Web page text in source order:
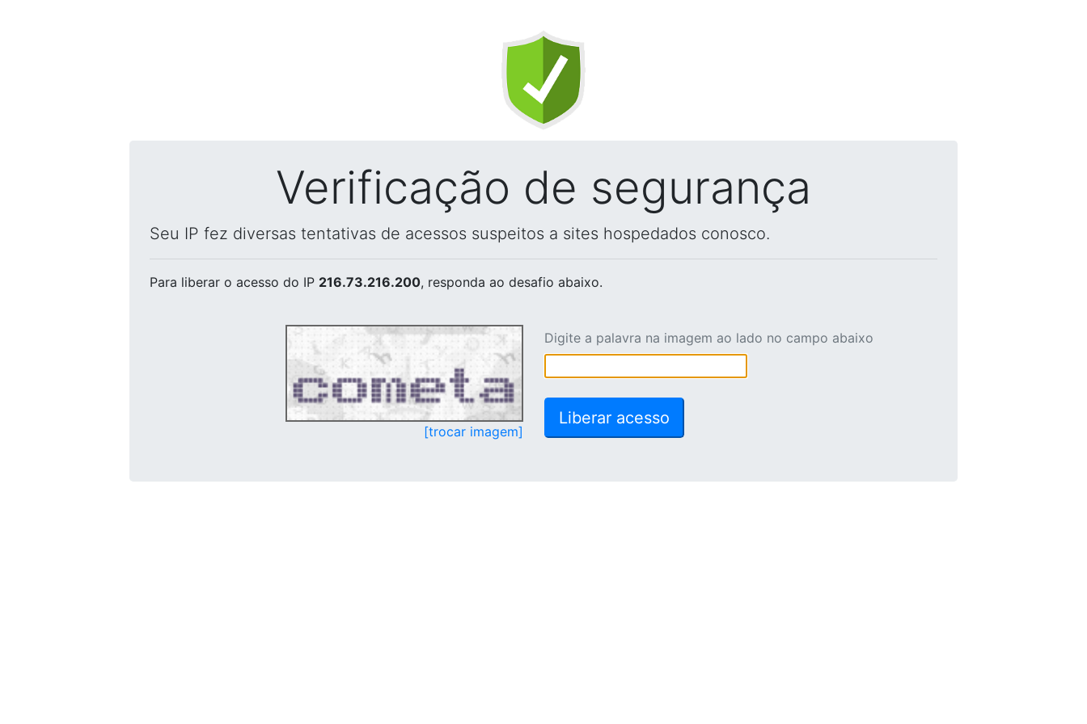
Verificação de segurança
Seu IP fez diversas tentativas de acessos suspeitos a sites hospedados conosco.
Para liberar o acesso do IP 216.73.216.200, responda ao desafio abaixo.
[trocar imagem]
Digite a palavra na imagem ao lado no campo abaixo